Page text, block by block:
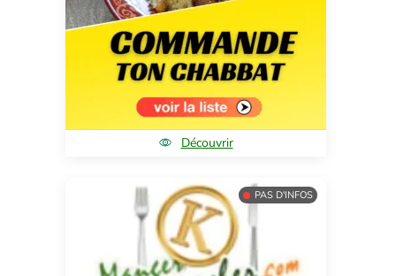
Découvrir
PAS D'INFOS